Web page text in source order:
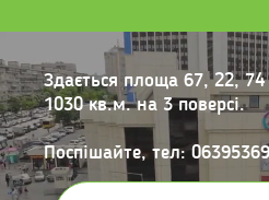
Здається площа 67, 22,
1030 кв.м. на 3 поверсі.
Поспішайте, тел: